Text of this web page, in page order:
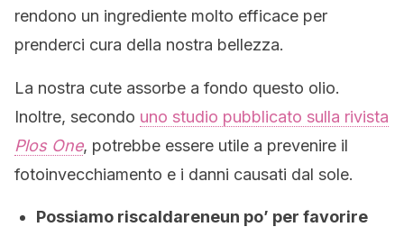
rendono un ingrediente molto efficace per
prenderci cura della nostra bellezza.
La nostra cute assorbe a fondo questo olio.
Inoltre, secondo uno studio pubblicato sulla rivista
Plos One, potrebbe essere utile a prevenire il
fotoinvecchiamento e i danni causati dal sole.
Possiamo riscaldareneun po’ per favorire